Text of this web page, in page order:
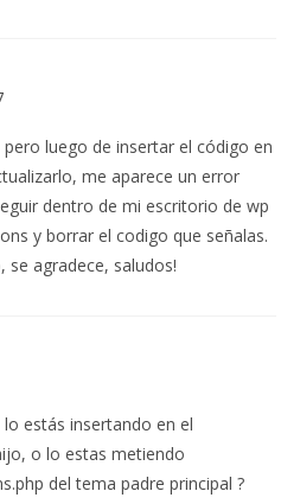
luego de insertar el código en
me aparece un error
dentro de mi escritorio de wp
y borrar el codigo que señalas.
se agradece, saludos!
estás insertando en el
o lo estas metiendo
del tema padre principal ?